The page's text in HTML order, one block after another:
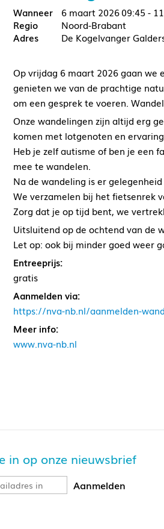
6 maart 202609:45 -
Noord-Brabant
De Kogelvanger
Op vrijdag 6 maart 2026 gaan we
genieten we van de prachtige
om een gesprek te voeren.
Onze wandelingen zijn altijd erg
komen met lotgenoten en
Heb je zelf autisme of ben je een
mee te wandelen.
Na de wandeling is er
We verzamelen bij het fietsenrek
Zorg dat je op tijd bent, we
Uitsluitend op de ochtend van de
Let op: ook bij minder goed weer
Entreeprijs:
gratis
Aanmelden via:
https://nva-nb.nl/aanmelden-
Meer info:
www.nva-nb.nl
in op onze nieuwsbrief